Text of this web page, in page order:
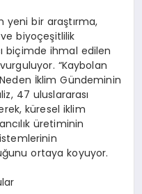
yeni bir araştırma,
biyoçeşitlilik
biçimde ihmal edilen
“Kaybolan
İklim Gündeminin
47 uluslararası
küresel iklim
üretiminin
ortaya koyuyor.